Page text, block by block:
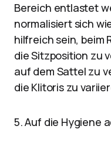
Bereich entlastet
normalisiert sich
hilfreich sein, beim
die Sitzposition zu
auf dem Sattel zu
die Klitoris zu
5. Auf die Hygiene